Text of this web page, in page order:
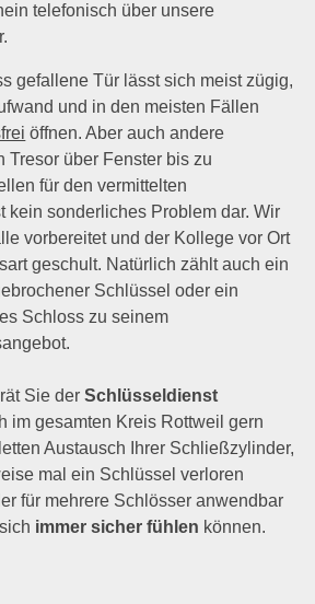
telefonisch über unsere
gefallene Tür lässt sich meist zügig,
und in den meisten Fällen
öffnen. Aber auch andere
Tresor über Fenster bis zu
für den vermittelten
kein sonderliches Problem dar. Wir
vorbereitet und der Kollege vor Ort
geschult. Natürlich zählt auch ein
Schlüssel oder ein
Schloss zu seinem
Sie derSchlüsseldienst
im gesamten Kreis Rottweil gern
Austausch Ihrer Schließzylinder,
mal ein Schlüssel verloren
für mehrere Schlösser anwendbar
immer sicher fühlen können.